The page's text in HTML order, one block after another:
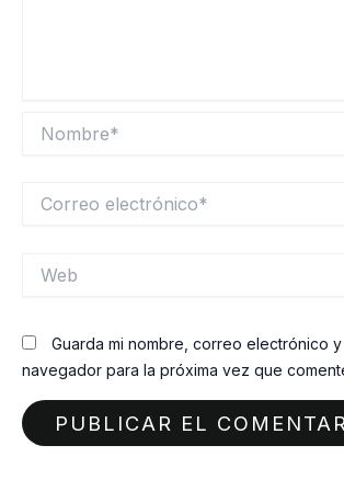
electrónico*
Guarda mi nombre, correo electrónico
navegador para la próxima vez que